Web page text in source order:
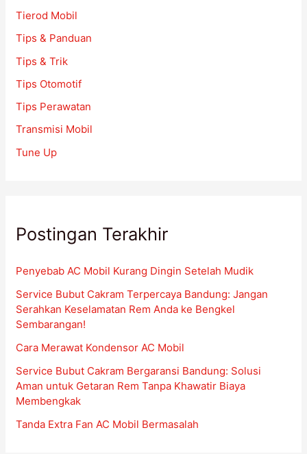
Tierod Mobil
Tips & Panduan
Tips & Trik
Tips Otomotif
Tips Perawatan
Transmisi Mobil
Tune Up
Postingan Terakhir
Penyebab AC Mobil Kurang Dingin Setelah Mudik
Service Bubut Cakram Terpercaya Bandung: Jangan
Serahkan Keselamatan Rem Anda ke Bengkel
Sembarangan!
Cara Merawat Kondensor AC Mobil
Service Bubut Cakram Bergaransi Bandung: Solusi
Aman untuk Getaran Rem Tanpa Khawatir Biaya
Membengkak
Tanda Extra Fan AC Mobil Bermasalah